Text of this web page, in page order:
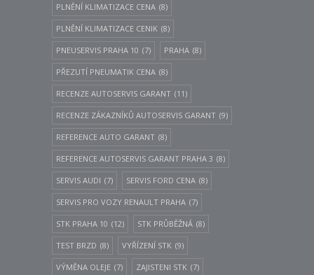
PLNĚNÍ KLIMATIZACE CENA (8)
PLNĚNÍ KLIMATIZACE CENIK (8)
PNEUSERVIS PRAHA 10 (7) PRAHA (8)
PŘEZUTÍ PNEUMATIK CENA (8)
RECENZE AUTOSERVIS GARANT (11)
RECENZE ZÁKAZNÍKŮ AUTOSERVIS GARANT (9)
REFERENCE AUTO GARANT (8)
REFERENCE AUTOSERVIS GARANT PRAHA 3 (8)
SERVIS AUDI (7) SERVIS FORD CENA (8)
SERVIS PRO VOZY RENAULT PRAHA (7)
STK PRAHA 10 (12) STK PRŮBĚŽNÁ (8)
TEST BRZD (8) VYŘÍZENÍ STK (9)
VÝMĚNA OLEJE (7) ZAJISTENI STK (7)